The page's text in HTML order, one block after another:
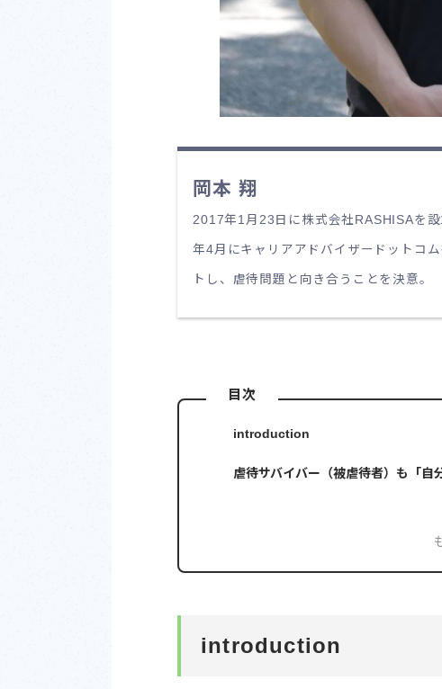
岡本 翔
2017年1月23日に株式会社RASHISAを
年4月にキャリアアドバイザードットコ
トし、虐待問題と向き合うことを決意。
目次
introduction
虐待サバイバー（被虐待者）も「自
introduction